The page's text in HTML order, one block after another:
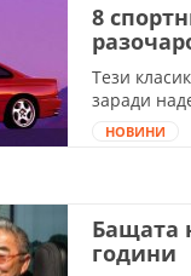
8
Тези
заради
НОВИНИ
Бащата
години